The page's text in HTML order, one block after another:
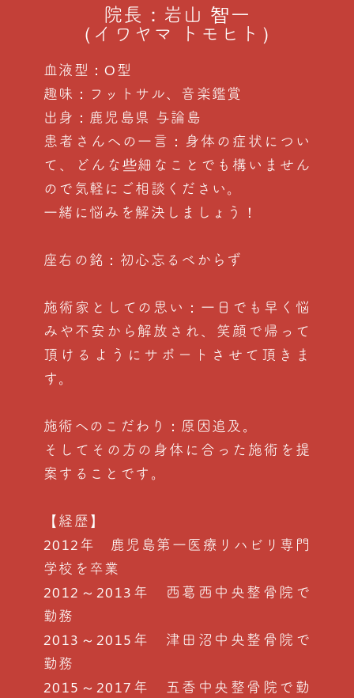
院長：岩山 智一
（イワヤマ トモヒト）
血液型：O型
趣味：フットサル、音楽鑑賞
出身：鹿児島県 与論島
患者さんへの一言：身体の症状につい
て、どんな些細なことでも構いません
ので気軽にご相談ください。
一緒に悩みを解決しましょう！
座右の銘：初心忘るべからず
施術家としての思い：一日でも早く悩
みや不安から解放され、笑顔で帰って
頂けるようにサポートさせて頂きま
す。
施術へのこだわり：原因追及。
そしてその方の身体に合った施術を提
案することです。
【経歴】
2012年 鹿児島第一医療リハビリ専門
学校を卒業
2012～2013年 西葛西中央整骨院で
勤務
2013～2015年 津田沼中央整骨院で
勤務
2015～2017年 五香中央整骨院で勤